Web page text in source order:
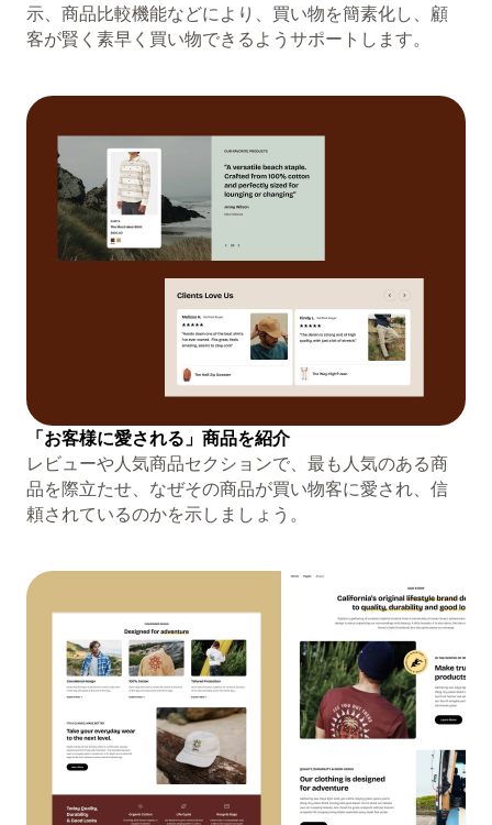
示、商品比較機能などにより、買い物を簡素化し、顧
客が賢く素早く買い物できるようサポートします。
「お客様に愛される」商品を紹介
レビューや人気商品セクションで、最も人気のある商
品を際立たせ、なぜその商品が買い物客に愛され、信
頼されているのかを示しましょう。